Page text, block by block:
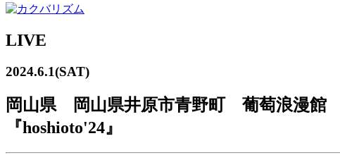
LIVE
2024.6.1(SAT)
岡山県 岡山県井原市青野町 葡萄浪漫館
『hoshioto'24』